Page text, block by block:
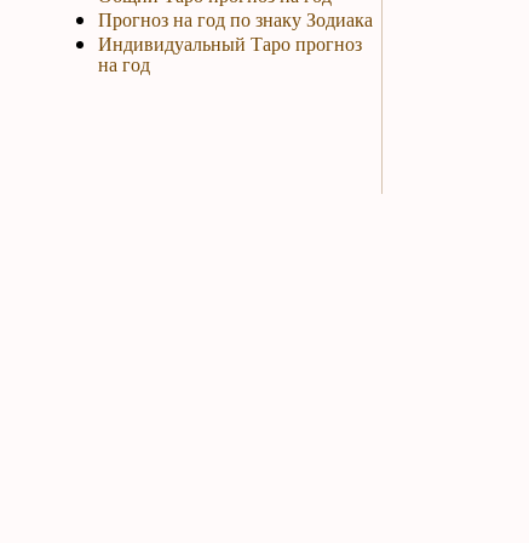
Прогноз на год по знаку Зодиака
Индивидуальный Таро прогноз
на год